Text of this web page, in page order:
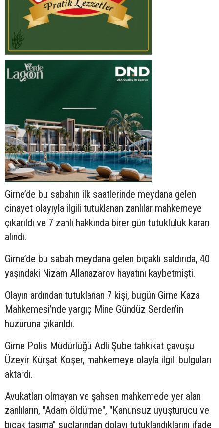
Girne’de bu sabahın ilk saatlerinde meydana gelen
cinayet olayıyla ilgili tutuklanan zanlılar mahkemeye
çıkarıldı ve 7 zanlı hakkında birer gün tutukluluk kararı
alındı.
Girne’de bu sabah meydana gelen bıçaklı saldırıda, 40
yaşındaki Nizam Allanazarov hayatını kaybetmişti.
Olayın ardından tutuklanan 7 kişi, bugün Girne Kaza
Mahkemesi’nde yargıç Mine Gündüz Serden’in
huzuruna çıkarıldı.
Girne Polis Müdürlüğü Adli Şube tahkikat çavuşu
Üzeyir Kürşat Koşer, mahkemeye olayla ilgili bulguları
aktardı.
Avukatları olmayan ve şahsen mahkemede yer alan
zanlıların, "Adam öldürme", "Kanunsuz uyuşturucu ve
bıçak taşıma" suçlarından dolayı tutuklandıklarını ifade